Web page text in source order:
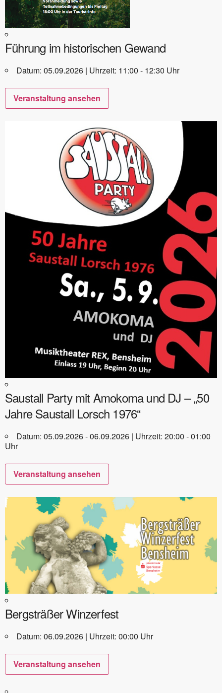
Führung im historischen Gewand
Datum: 05.09.2026 | Uhrzeit: 11:00 - 12:30 Uhr
Veranstaltung ansehen
Saustall Party mit Amokoma und DJ – „50
Jahre Saustall Lorsch 1976“
Datum: 05.09.2026 - 06.09.2026 | Uhrzeit: 20:00 - 01:00
Uhr
Veranstaltung ansehen
Bergsträßer Winzerfest
Datum: 06.09.2026 | Uhrzeit: 00:00 Uhr
Veranstaltung ansehen